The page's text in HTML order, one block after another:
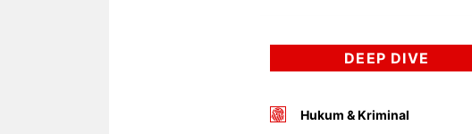
DEEP DIVE
Hukum & Kriminal